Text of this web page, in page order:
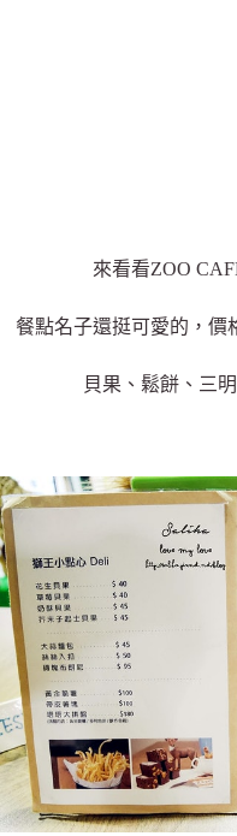
來看看ZOO
餐點名子還挺可愛的，價
貝果、鬆餅、三